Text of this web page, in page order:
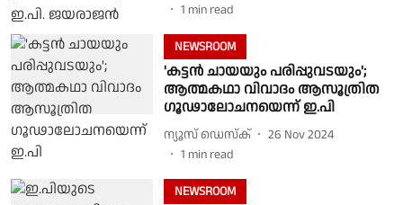
1 min read
NEWSROOM
'കട്ടന്‍ ചായയും പരിപ്പുവടയും';
ആത്മകഥാ വിവാദം ആസൂത്രിത
ഗൂഢാലോചനയെന്ന് ഇ.പി
ന്യൂസ് ഡെസ്ക്
26 Nov 2024
1 min read
NEWSROOM